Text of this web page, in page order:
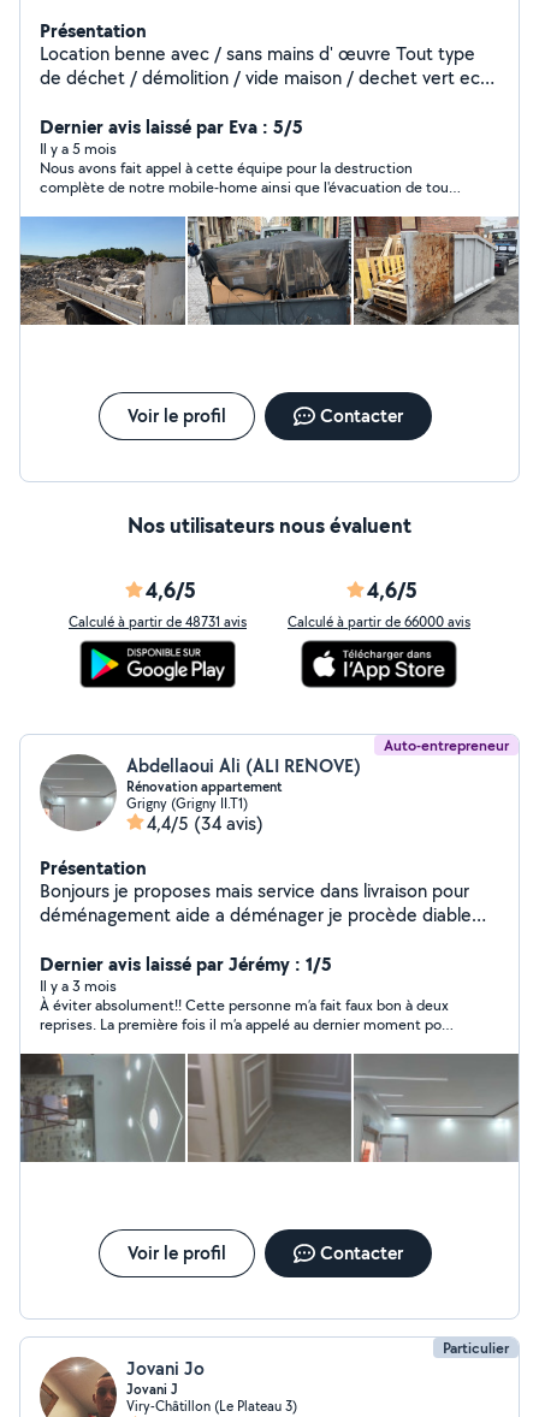
Présentation
Location benne avec / sans mains d' œuvre Tout type
de déchet / démolition / vide maison / dechet vert ect
possible. Taille haie Élevage abattage arbre. Nettoyage
de toiture et crépi maison Disponible pour toute
demande
Dernier avis laissé par Eva : 5/5
Il y a 5 mois
Nous avons fait appel à cette équipe pour la destruction
complète de notre mobile-home ainsi que l'évacuation de tous
véritables bosseurs : ponctuels, extrêmement organisés et
d'une efficacité redoutable. Le chantier a été rendu
parfaitement propre après leur passage. Nous les
recommandons sans aucune hésitation pour leur sérieux et
leur professionnalisme. Vous pouvez leur confier vos travaux les
yeux fermés !
Voir le profil Contacter
Nos utilisateurs nous évaluent
4,6/5
Calculé à partir de 48731 avis
4,6/5
Calculé à partir de 66000 avis
Auto-entrepreneur
Abdellaoui Ali (ALI RENOVE)
Rénovation appartement
Grigny (Grigny II.T1)
4,4/5 (34 avis)
Présentation
Bonjours je proposes mais service dans livraison pour
déménagement aide a déménager je procède diable
escalier peut aussi aider démonter meuble remonter
compétences dans les travaux rénovation enduit
peinture réparation ext enlèvement grava je suis sérieux
dans mon travaille et ponctuel je reste a votre
disposition a tout moment 24/24
Dernier avis laissé par Jérémy : 1/5
Il y a 3 mois
À éviter absolument!! Cette personne m’a fait faux bon à deux
reprises. La première fois il m’a appelé au dernier moment pour
fois, une heure avant le rdv je l’ai appelé plusieurs fois sans
réponse, je lui ai aussi laissé un message qu’il a lu et laissé sans
réponse.
Voir le profil Contacter
Particulier
Jovani Jo
Jovani J
Viry-Châtillon (Le Plateau 3)